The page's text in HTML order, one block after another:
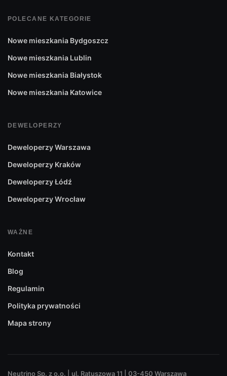
POLECANE KATEGORIE
Nowe mieszkania Bydgoszcz
Nowe mieszkania Lublin
Nowe mieszkania Białystok
Nowe mieszkania Katowice
DEWELOPERZY
Deweloperzy Warszawa
Deweloperzy Kraków
Deweloperzy Łódź
Deweloperzy Wrocław
WAŻNE
Kontakt
Blog
Regulamin
Polityka prywatności
Mapa strony
Neutrino Sp. z o.o. | ul. Ratuszowa 11 | 03-450 Warszawa